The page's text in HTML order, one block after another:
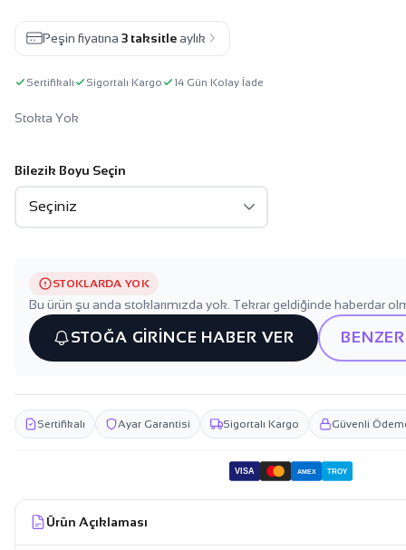
Peşin fiyatına 3 taksitle aylık
Sertifikalı Sigortalı Kargo 14 Gün Kolay İade
Stokta Yok
Bilezik Boyu Seçin
STOKLARDA YOK
Bu ürün şu anda stoklarımızda yok. Tekrar geldiğinde haberdar
STOĞA GİRİNCE HABER VER
Sertifikalı Ayar Garantisi Sigortalı Kargo Güvenli
VISA AMEX TROY
Ürün Açıklaması